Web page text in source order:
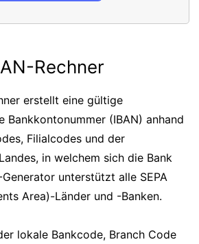
Rechner
erstellt eine gültige
Bankkontonummer (IBAN) anhand
Filialcodes und der
in welchem sich die Bank
unterstützt alle SEPA
Area)-Länder und -Banken.
lokale Bankcode, Branch Code